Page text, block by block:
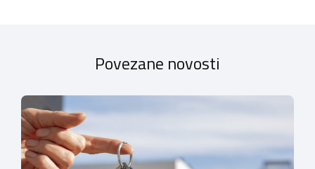
Povezane novosti